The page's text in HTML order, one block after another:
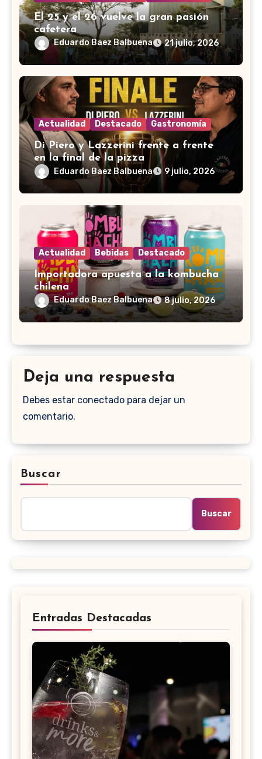
El 25 y el 26 vuelve la gran pasión
cafetera
Eduardo Baez Balbuena 21 julio, 2026
Actualidad Destacado Gastronomía
Di Piero y Lazzerini frente a frente
en la final de la pizza
Eduardo Baez Balbuena 9 julio, 2026
Actualidad Bebidas Destacado
Importadora apuesta a la kombucha
chilena
Eduardo Baez Balbuena 8 julio, 2026
Deja una respuesta
Debes estar conectado para dejar un
comentario.
Buscar
Buscar
Entradas Destacadas